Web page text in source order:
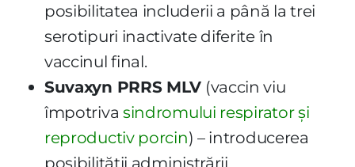
posibilitatea includerii a până la trei
serotipuri inactivate diferite în
vaccinul final.
Suvaxyn PRRS MLV (vaccin viu
împotriva sindromului respirator și
reproductiv porcin) – introducerea
posibilității administrării